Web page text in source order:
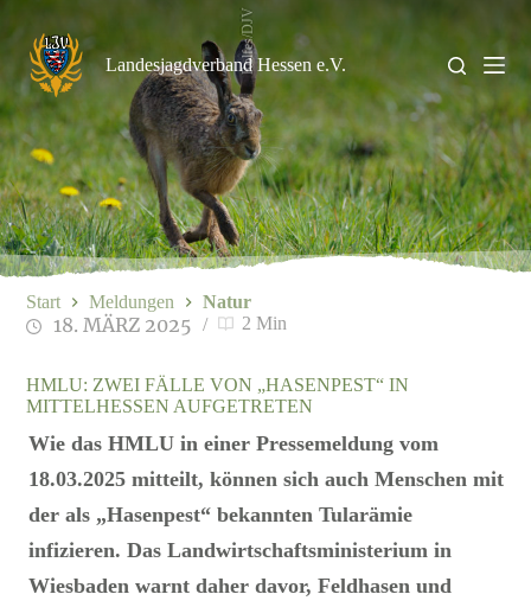
Inhalt
springen
Landesjagdverband Hessen e.V.
Rolfes/DJV
HMLU: ZWEI FÄLLE VON „HASENPEST“ IN
MITTELHESSEN AUFGETRETEN
18. MÄRZ 2025 2 Min
Start Meldungen Natur
Wie das HMLU in einer Pressemeldung vom
18.03.2025 mitteilt, können sich auch Menschen mit
der als „Hasenpest“ bekannten Tularämie
infizieren. Das Landwirtschaftsministerium in
Wiesbaden warnt daher davor, Feldhasen und